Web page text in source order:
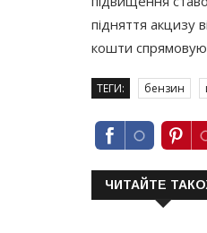
підняття акцизу
кошти
ТЕГИ: бензин
ЧИТАЙТЕ